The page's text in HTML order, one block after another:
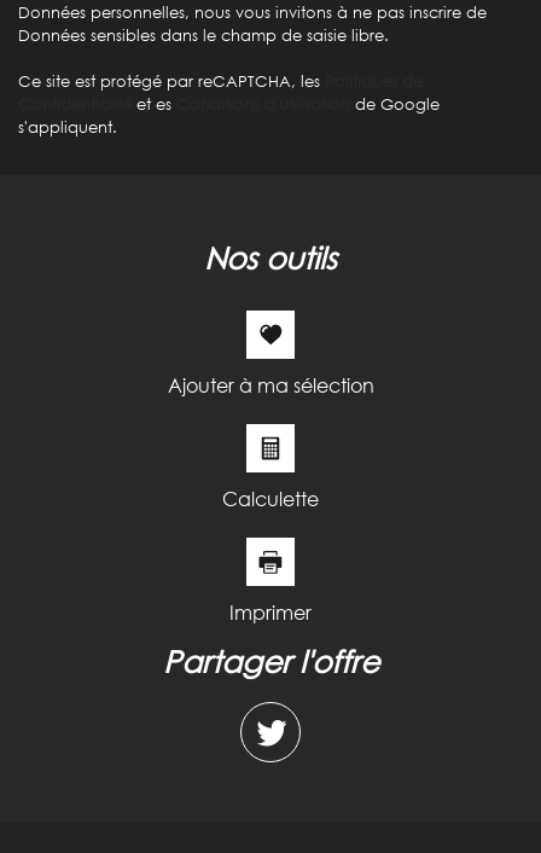
Appartements
9,73 %
Données personnelles, nous vous invitons à ne pas inscrire de
Données sensibles dans le champ de saisie libre.
Ce site est protégé par reCAPTCHA, les
et es
de Google
s'appliquent.
nos outils
Ajouter à ma sélection
Calculette
Imprimer
partager l'offre